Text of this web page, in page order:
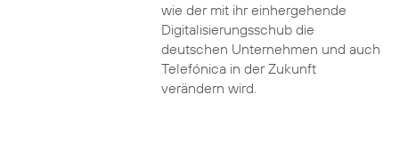
wie der mit ihr einhergehende
Digitalisierungsschub die
deutschen Unternehmen und auch
Telefónica in der Zukunft
verändern wird.